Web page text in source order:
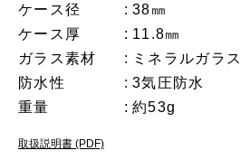
ケース径
38㎜
ケース厚
11.8㎜
ガラス素材
ミネラルガラス
防水性
3気圧防水
重量
約53g
取扱説明書 (PDF)